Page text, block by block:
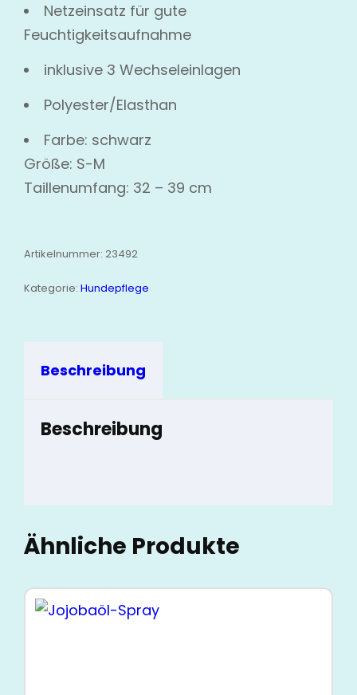
Netzeinsatz für gute
Feuchtigkeitsaufnahme
inklusive 3 Wechseleinlagen
Polyester/Elasthan
Farbe: schwarz
Größe: S-M
Taillenumfang: 32 – 39 cm
Artikelnummer: 23492
Kategorie: Hundepflege
Beschreibung
Beschreibung
Ähnliche Produkte